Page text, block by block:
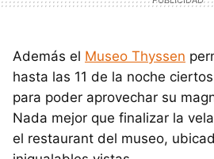
Además el Museo Thyssen
hasta las 11 de la noche
para poder aprovechar su
Nada mejor que finalizar la
el restaurant del museo,